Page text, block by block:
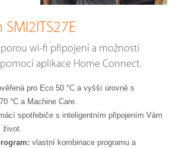
wi-fi připojení a možností
aplikace Home Connect.
pro Eco 50 °C a vyšší úrovně s
°C a Machine Care.
spotřebiče s inteligentním připojením Vám
život.
vlastní kombinace programu a